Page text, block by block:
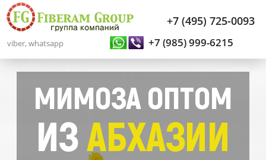
+7 (495) 725-0093
+7 (985) 999-6215
viber, whatsapp
МИМОЗА ОПТОМ
ИЗАБХАЗИИ